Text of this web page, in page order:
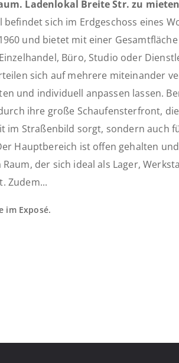
Ladenlokal Breite Str. zu mieten
sich im Erdgeschoss eines
und bietet mit einer Gesamtfläche
Büro, Studio oder
sich auf mehrere miteinander
und individuell anpassen lassen.
ihre große Schaufensterfront,
im Straßenbild sorgt, sondern auch
Hauptbereich ist offen gehalten
der sich ideal als Lager,
Zudem...
im Exposé.